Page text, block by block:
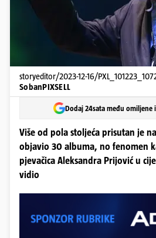
storyeditor/2023-12-16/
SobanPIXSELL
Dodaj 24sata među omiljene
Više od pola stoljeća prisutan je
objavio 30 albuma, no fenomen
pjevačica Aleksandra Prijović u
vidio